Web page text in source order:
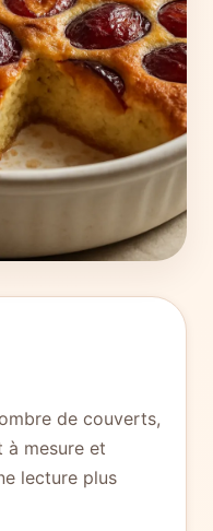
de couverts,
à mesure et
lecture plus